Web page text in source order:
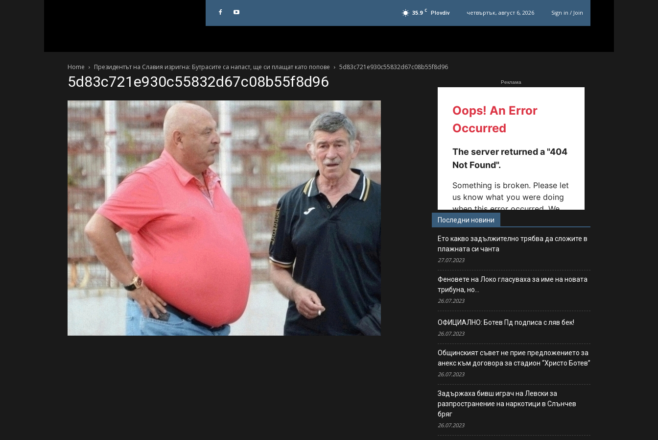
35.9 C Plovdiv четвъртък, август 6, 2026 Sign in / Join
Home Президентът на Славия изригна: Бутрасите са напаст, ще си плащат като попове 5d83c721e930c55832d67c08b55f8d96
5d83c721e930c55832d67c08b55f8d96 Реклама
Последни новини
Ето какво задължително трябва да сложите в
плажната си чанта
27.07.2023
Феновете на Локо гласуваха за име на новата
трибуна, но…
26.07.2023
ОФИЦИАЛНО: Ботев Пд подписа с ляв бек!
26.07.2023
Общинският съвет не прие предложението за
анекс към договора за стадион “Христо Ботев”
26.07.2023
Задържаха бивш играч на Левски за
разпространение на наркотици в Слънчев
бряг
26.07.2023